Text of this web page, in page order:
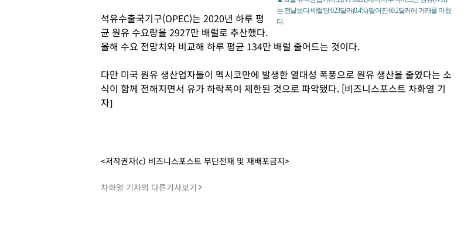
는 전날보다 배럴당 0.23달러(0.4%) 떨어진 60.2달러에 거래를 마쳤
다.
석유수출국기구(OPEC)는 2020년 하루 평
균 원유 수요량을 2927만 배럴로 추산했다.
올해 수요 전망치와 비교해 하루 평균 134만 배럴 줄어드는 것이다.
다만 미국 원유 생산업자들이 멕시코만에 발생한 열대성 폭풍으로 원유 생산을 줄였다는 소
식이 함께 전해지면서 유가 하락폭이 제한된 것으로 파악됐다. [비즈니스포스트 차화영 기
자]
<저작권자(c) 비즈니스포스트 무단전재 및 재배포금지>
차화영 기자의 다른기사보기